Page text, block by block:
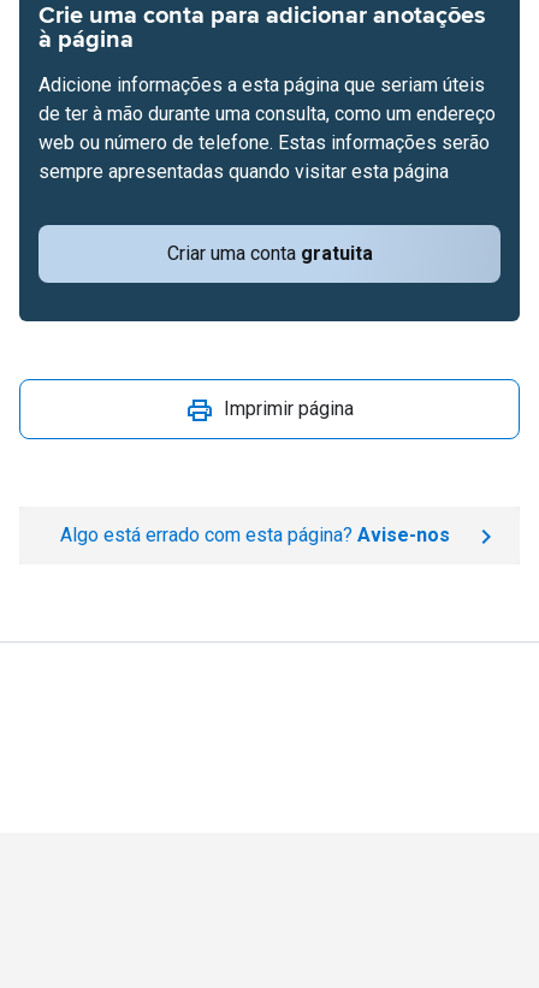
Crie uma conta para adicionar anotações
à página
Criar uma conta gratuita
Adicione informações a esta página que seriam úteis
de ter à mão durante uma consulta, como um endereço
web ou número de telefone. Estas informações serão
sempre apresentadas quando visitar esta página
Imprimir página
Algo está errado com esta página? Avise-nos